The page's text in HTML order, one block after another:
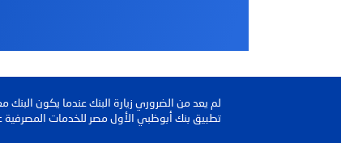
لم يعد من الضروري زيارة البنك عندما يكون
تطبيق بنك أبوظبي الأول مصر للخدمات المصرفية